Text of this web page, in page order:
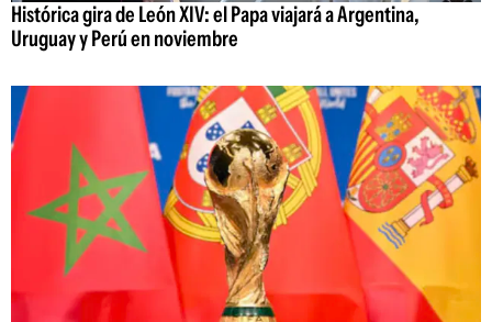
Histórica gira de León XIV: el Papa viajará a Argentina,
Uruguay y Perú en noviembre